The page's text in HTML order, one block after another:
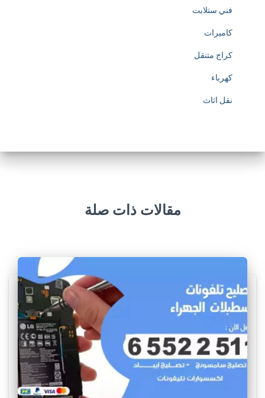
فني ستلايت
كاميرات
كراج متنقل
كهرباء
نقل اثاث
مقالات ذات صلة